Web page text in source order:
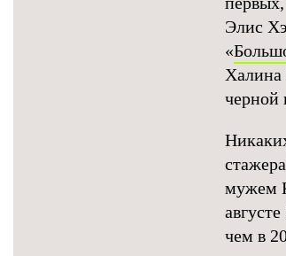
Элис
«
Халина
черной
мужем
чем в